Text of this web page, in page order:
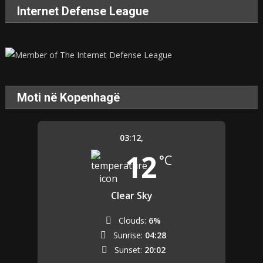
Internet Defense League
Moti në Kopenhagë
03:12,
12 °C
Clear Sky
Clouds: 6%
Sunrise: 04:28
Sunset: 20:02